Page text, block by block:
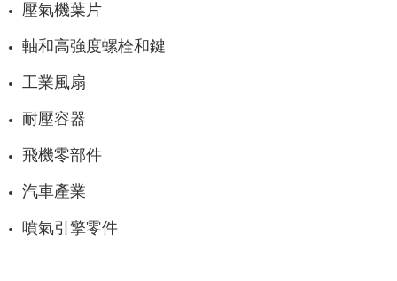
壓氣機葉片
軸和高強度螺栓和鍵
工業風扇
耐壓容器
飛機零部件
汽車產業
噴氣引擎零件